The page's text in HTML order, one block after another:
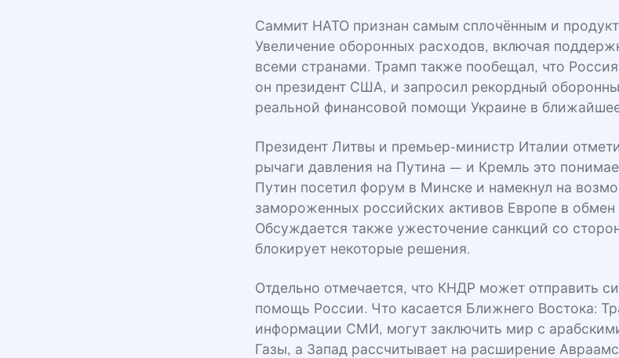
Саммит НАТО признан самым сплочённым и
Увеличение оборонных расходов, включая
всеми странами. Трамп также пообещал, что
он президент США, и запросил рекордный
реальной финансовой помощи Украине в
Президент Литвы и премьер-министр Италии
рычаги давления на Путина — и Кремль это
Путин посетил форум в Минске и намекнул на
замороженных российских активов Европе в обмен
Обсуждается также ужесточение санкций со
блокирует некоторые решения.
Отдельно отмечается, что КНДР может отправить
помощь России. Что касается Ближнего Востока:
информации СМИ, могут заключить мир с
Газы, а Запад рассчитывает на расширение